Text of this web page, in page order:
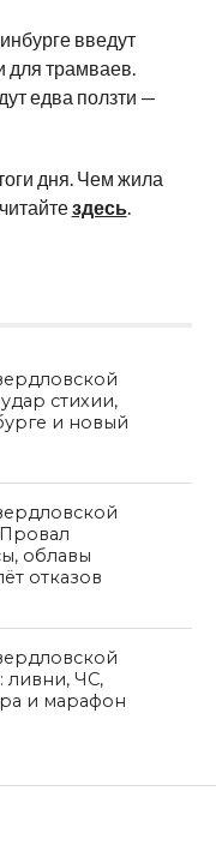
введут
для трамваев.
едва ползти —
дня. Чем жила
здесь.
стихии,
и новый
Провал
облавы
отказов
ливни, ЧС,
и марафон